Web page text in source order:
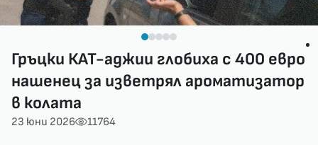
Гръцки КАТ-аджии глобиха с 400 евро
нашенец за изветрял ароматизатор
в колата
23 юни 2026 11764